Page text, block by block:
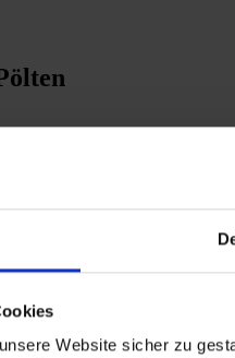
Website sicher zu